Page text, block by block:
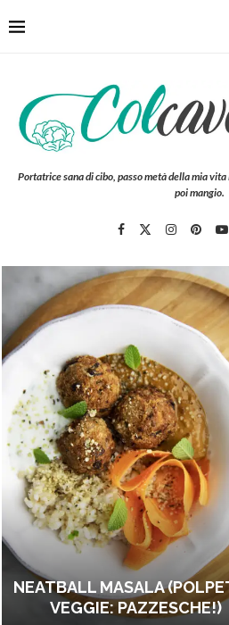
Portatrice sana di cibo, passo metà della mia
poi mangio.
NEATBALL MASALA
VEGGIE: PAZZESCHE!)